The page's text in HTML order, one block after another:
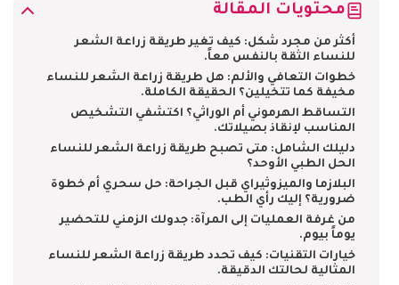
محتويات المقالة
أكثر من مجرد شكل: كيف تغير طريقة زراعة الشعر
للنساء الثقة بالنفس معاً.
خطوات التعافي والألم: هل طريقة زراعة الشعر للنساء
مخيفة كما تتخيلين؟ الحقيقة الكاملة.
التساقط الهرموني أم الوراثي؟ اكتشفي التشخيص
المناسب لإنقاذ بصيلاتك.
دليلك الشامل: متى تصبح طريقة زراعة الشعر للنساء
الحل الطبي الأوحد؟
البلازما والميزوثيراي قبل الجراحة: حل سحري أم خطوة
ضرورية؟ إليك رأي الطب.
من غرفة العمليات إلى المرآة: جدولك الزمني للتحضير
يوماً بيوم.
خيارات التقنيات: كيف تحدد طريقة زراعة الشعر للنساء
المثالية لحالتك الدقيقة.